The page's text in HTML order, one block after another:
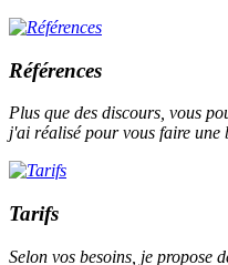
Références
Plus que des discours, vous
j'ai réalisé pour vous faire une
Tarifs
Selon vos besoins, je propose